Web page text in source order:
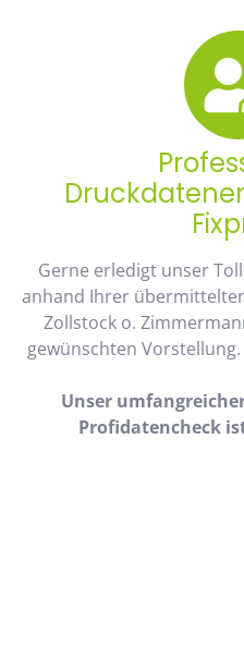
Gerne erledigt unser
anhand Ihrer
Zollstock o.
gewünschten
Unser
Profidatencheck